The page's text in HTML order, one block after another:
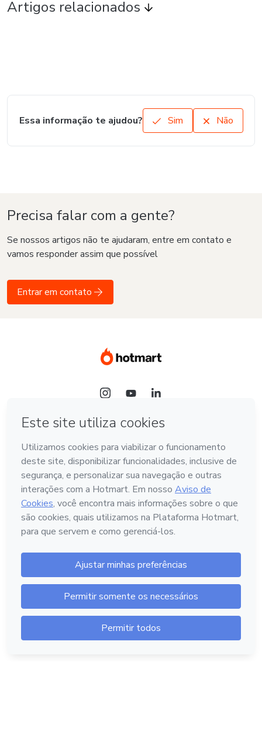
Artigos relacionados
Essa informação te ajudou? Sim Não
Precisa falar com a gente?
Se nossos artigos não te ajudaram, entre em contato e
vamos responder assim que possível
Entrar em contato
Idioma
Português - Brasil
Hotmart — 2011-2026 © Todos os direitos reservados